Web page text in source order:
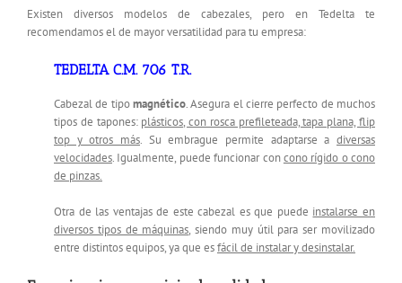
Existen diversos modelos de cabezales, pero en Tedelta te
recomendamos el de mayor versatilidad para tu empresa:
TEDELTA C.M. 706 T.R.
Cabezal de tipomagnético. Asegura el cierre perfecto de muchos
tipos de tapones: plásticos, con rosca prefileteada, tapa plana, flip
top y otros más. Su embrague permite adaptarse a diversas
velocidades. Igualmente, puede funcionar concono rígido o cono
de pinzas.
Otra de las ventajas de este cabezal es que puede instalarse en
diversos tipos de máquinas, siendo muy útil para ser movilizado
entre distintos equipos, ya que esfácil de instalar y desinstalar.